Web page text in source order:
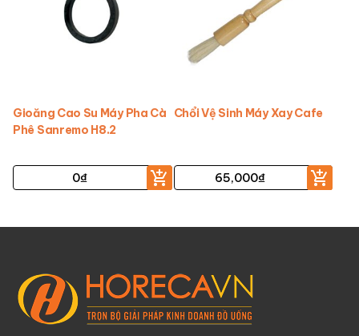
Gioăng Cao Su Máy Pha Cà
Phê Sanremo H8.2
0₫
Chổi Vệ Sinh Máy Xay Cafe
65,000₫